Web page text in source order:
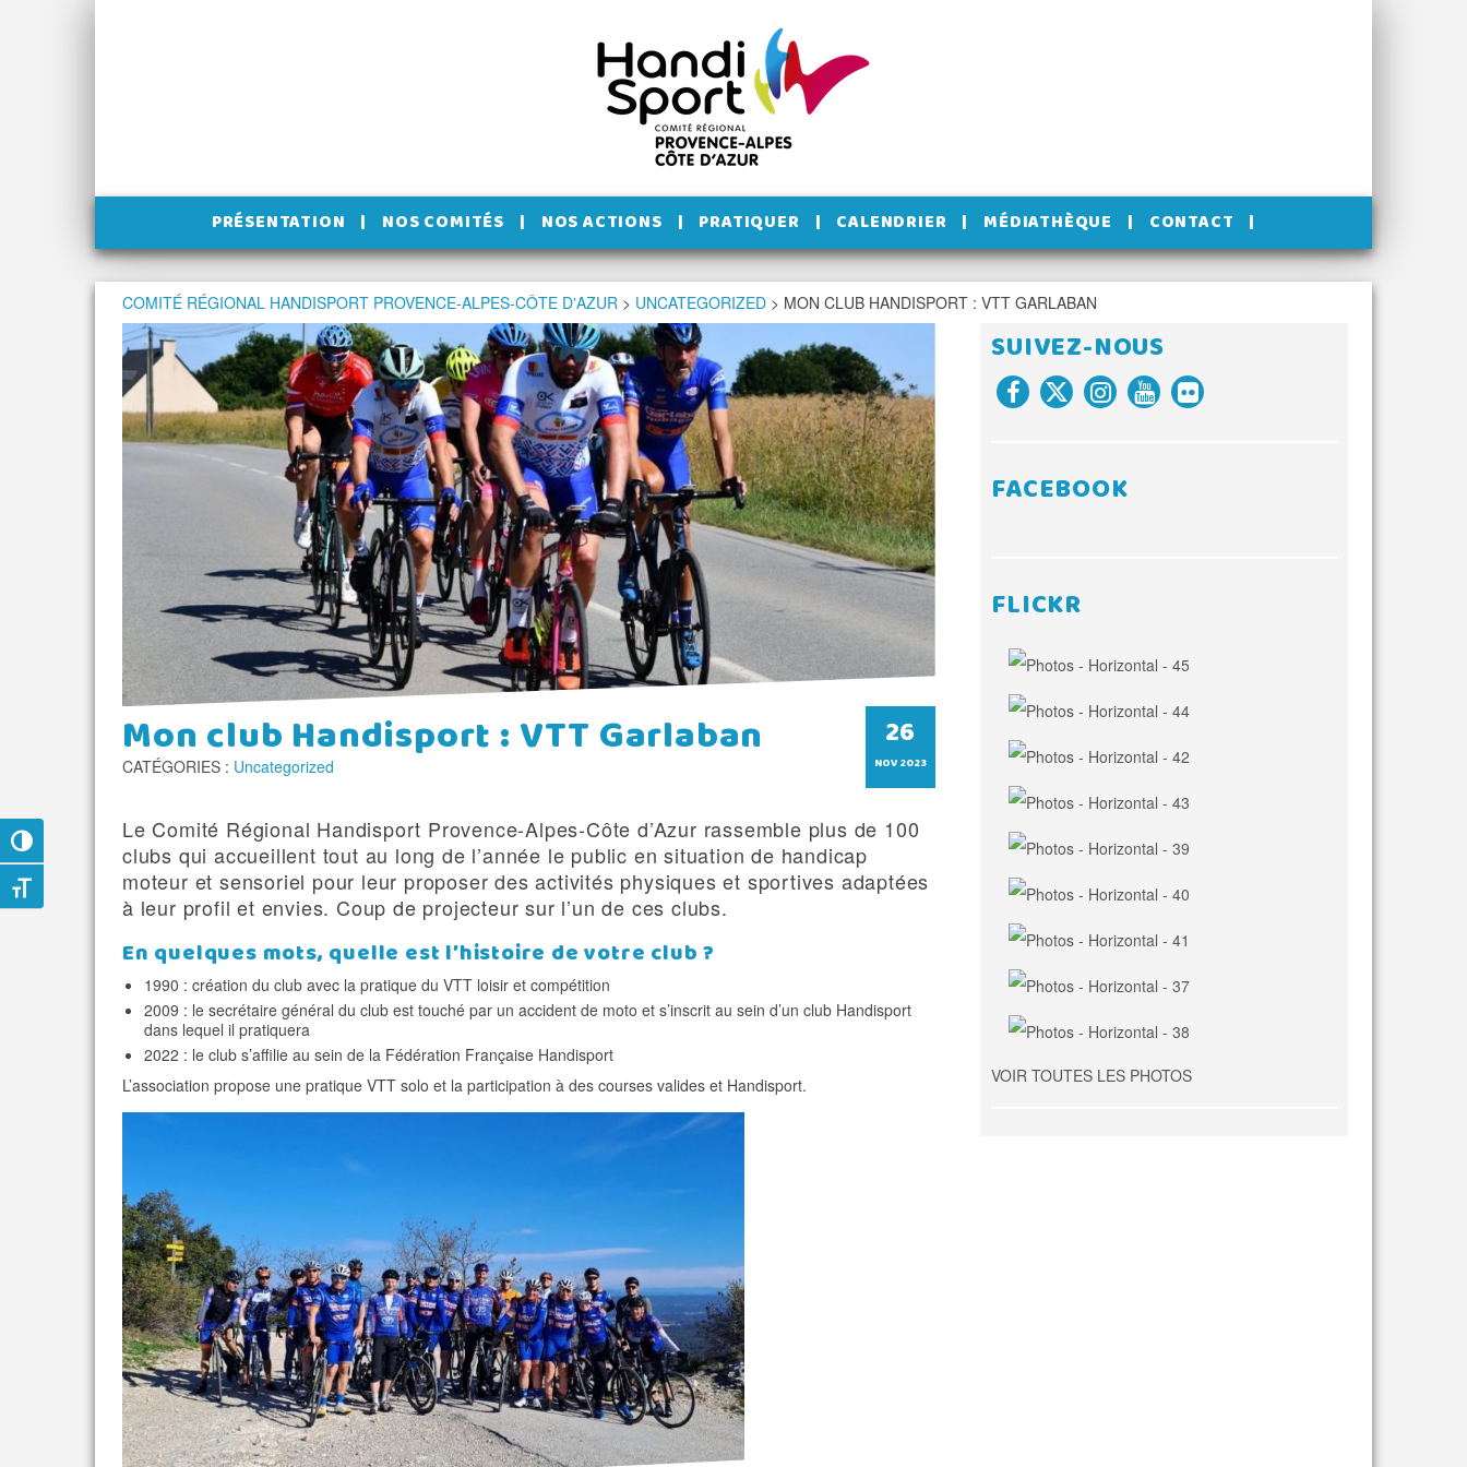
Passer en contraste élevé
Changer la taille de la police
PRÉSENTATION NOS COMITÉS NOS ACTIONS PRATIQUER CALENDRIER MÉDIATHÈQUE CONTACT
COMITÉ RÉGIONAL HANDISPORT PROVENCE-ALPES-CÔTE D'AZUR > UNCATEGORIZED > MON CLUB HANDISPORT : VTT GARLABAN
26
NOV 2023
Mon club Handisport : VTT Garlaban
CATÉGORIES : Uncategorized
Le Comité Régional Handisport Provence-Alpes-Côte d’Azur rassemble plus de 100
clubs qui accueillent tout au long de l’année le public en situation de handicap
moteur et sensoriel pour leur proposer des activités physiques et sportives adaptées
à leur profil et envies. Coup de projecteur sur l’un de ces clubs.
En quelques mots, quelle est l’histoire de votre club ?
1990 : création du club avec la pratique du VTT loisir et compétition
2009 : le secrétaire général du club est touché par un accident de moto et s’inscrit au sein d’un club Handisport
dans lequel il pratiquera
2022 : le club s’affilie au sein de la Fédération Française Handisport
L’association propose une pratique VTT solo et la participation à des courses valides et Handisport.
SUIVEZ-NOUS
FACEBOOK
FLICKR
VOIR TOUTES LES PHOTOS